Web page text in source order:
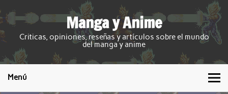
Manga y Anime
Criticas, opiniones, reseñas y artículos sobre el mundo
del manga y anime
Menú